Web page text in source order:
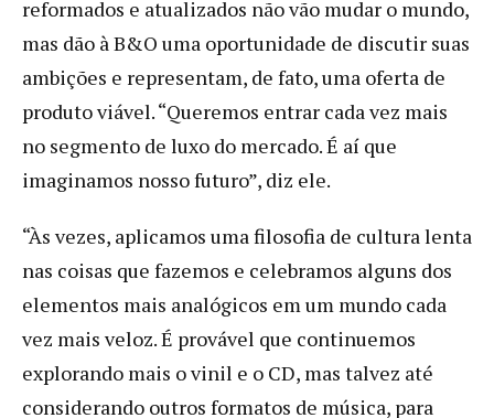
reformados e atualizados não vão mudar o mundo,
mas dão à B&O uma oportunidade de discutir suas
ambições e representam, de fato, uma oferta de
produto viável. “Queremos entrar cada vez mais
no segmento de luxo do mercado. É aí que
imaginamos nosso futuro”, diz ele.
“Às vezes, aplicamos uma filosofia de cultura lenta
nas coisas que fazemos e celebramos alguns dos
elementos mais analógicos em um mundo cada
vez mais veloz. É provável que continuemos
explorando mais o vinil e o CD, mas talvez até
considerando outros formatos de música, para